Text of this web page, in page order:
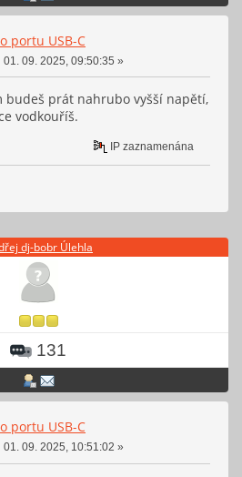
portu USB-C
01. 09. 2025, 09:50:35 »
budeš prát nahrubo vyšší napětí,
vodkouříš.
IP zaznamenána
dj-bobr Úlehla
131
portu USB-C
01. 09. 2025, 10:51:02 »